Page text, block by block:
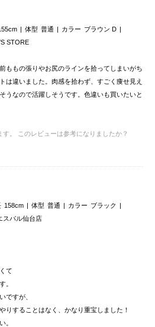
体型 普通 カラー ブラウン D
STORE
ももの張りやお尻のラインを拾ってしまいがち
は違いました。肉感を拾わず、すごく痩せ見え
うなので活躍しそうです。色違いも買いたいと
す。
このレビューは参考になりましたか？
158cm 体型 普通 カラー ブラック
パル仙台店
て
。
ですが、
りすることはなく、かなり重宝しました！
。